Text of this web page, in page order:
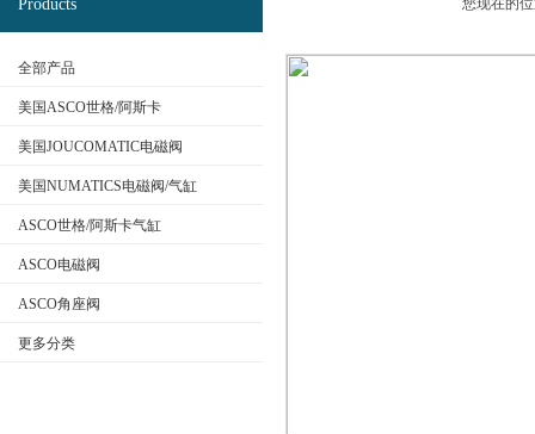
Products
全部产品
美国ASCO世格/阿斯卡
美国JOUCOMATIC电磁阀
美国NUMATICS电磁阀/气缸
ASCO世格/阿斯卡气缸
ASCO电磁阀
ASCO角座阀
更多分类
您现在的位置